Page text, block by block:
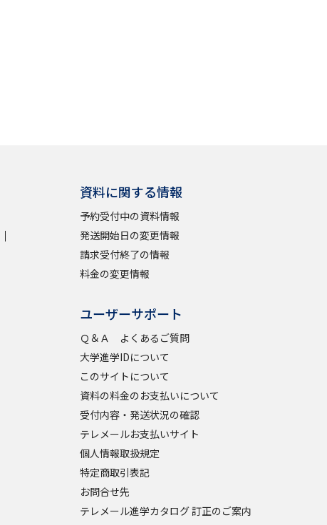
資料に関する情報
予約受付中の資料情報
発送開始日の変更情報
請求受付終了の情報
料金の変更情報
ユーザーサポート
Ｑ＆Ａ よくあるご質問
大学進学IDについて
このサイトについて
資料の料金のお支払いについて
受付内容・発送状況の確認
テレメールお支払いサイト
個人情報取扱規定
特定商取引表記
お問合せ先
テレメール進学カタログ 訂正のご案内